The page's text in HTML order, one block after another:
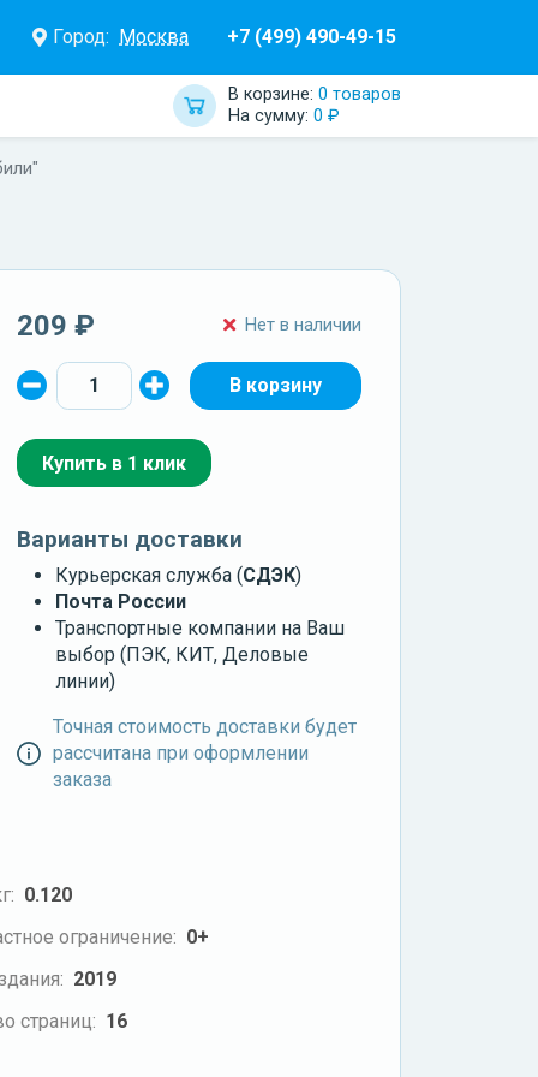
Город: Москва +7 (499) 490-49-15
В корзине: 0 товаров
На сумму: 0 ₽
209 ₽ Нет в наличии
Купить в 1 клик
Варианты доставки
Курьерская служба (СДЭК)
Почта России
Транспортные компании на Ваш
выбор (ПЭК, КИТ, Деловые
линии)
Точная стоимость доставки будет
рассчитана при оформлении
заказа
0.120
ограничение: 0+
2019
страниц: 16